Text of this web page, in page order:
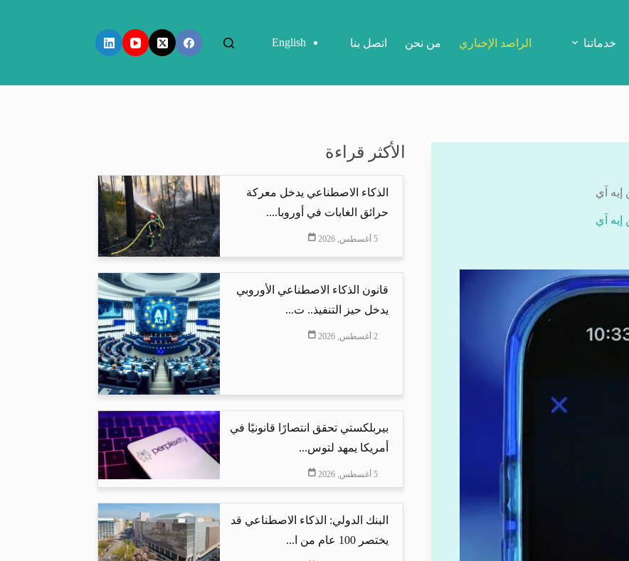
خدماتنا الراصد الإخباري من نحن اتصل بنا English
إيه آي
إيه آي
الأكثر قراءة
الذكاء الاصطناعي يدخل معركة
حرائق الغابات في أوروبا....
5 أغسطس, 2026
قانون الذكاء الاصطناعي الأوروبي
يدخل حيز التنفيذ.. ت...
2 أغسطس, 2026
بيربلكستي تحقق انتصارًا قانونيًا في
أمريكا يمهد لتوس...
5 أغسطس, 2026
البنك الدولي: الذكاء الاصطناعي قد
يختصر 100 عام من ا...